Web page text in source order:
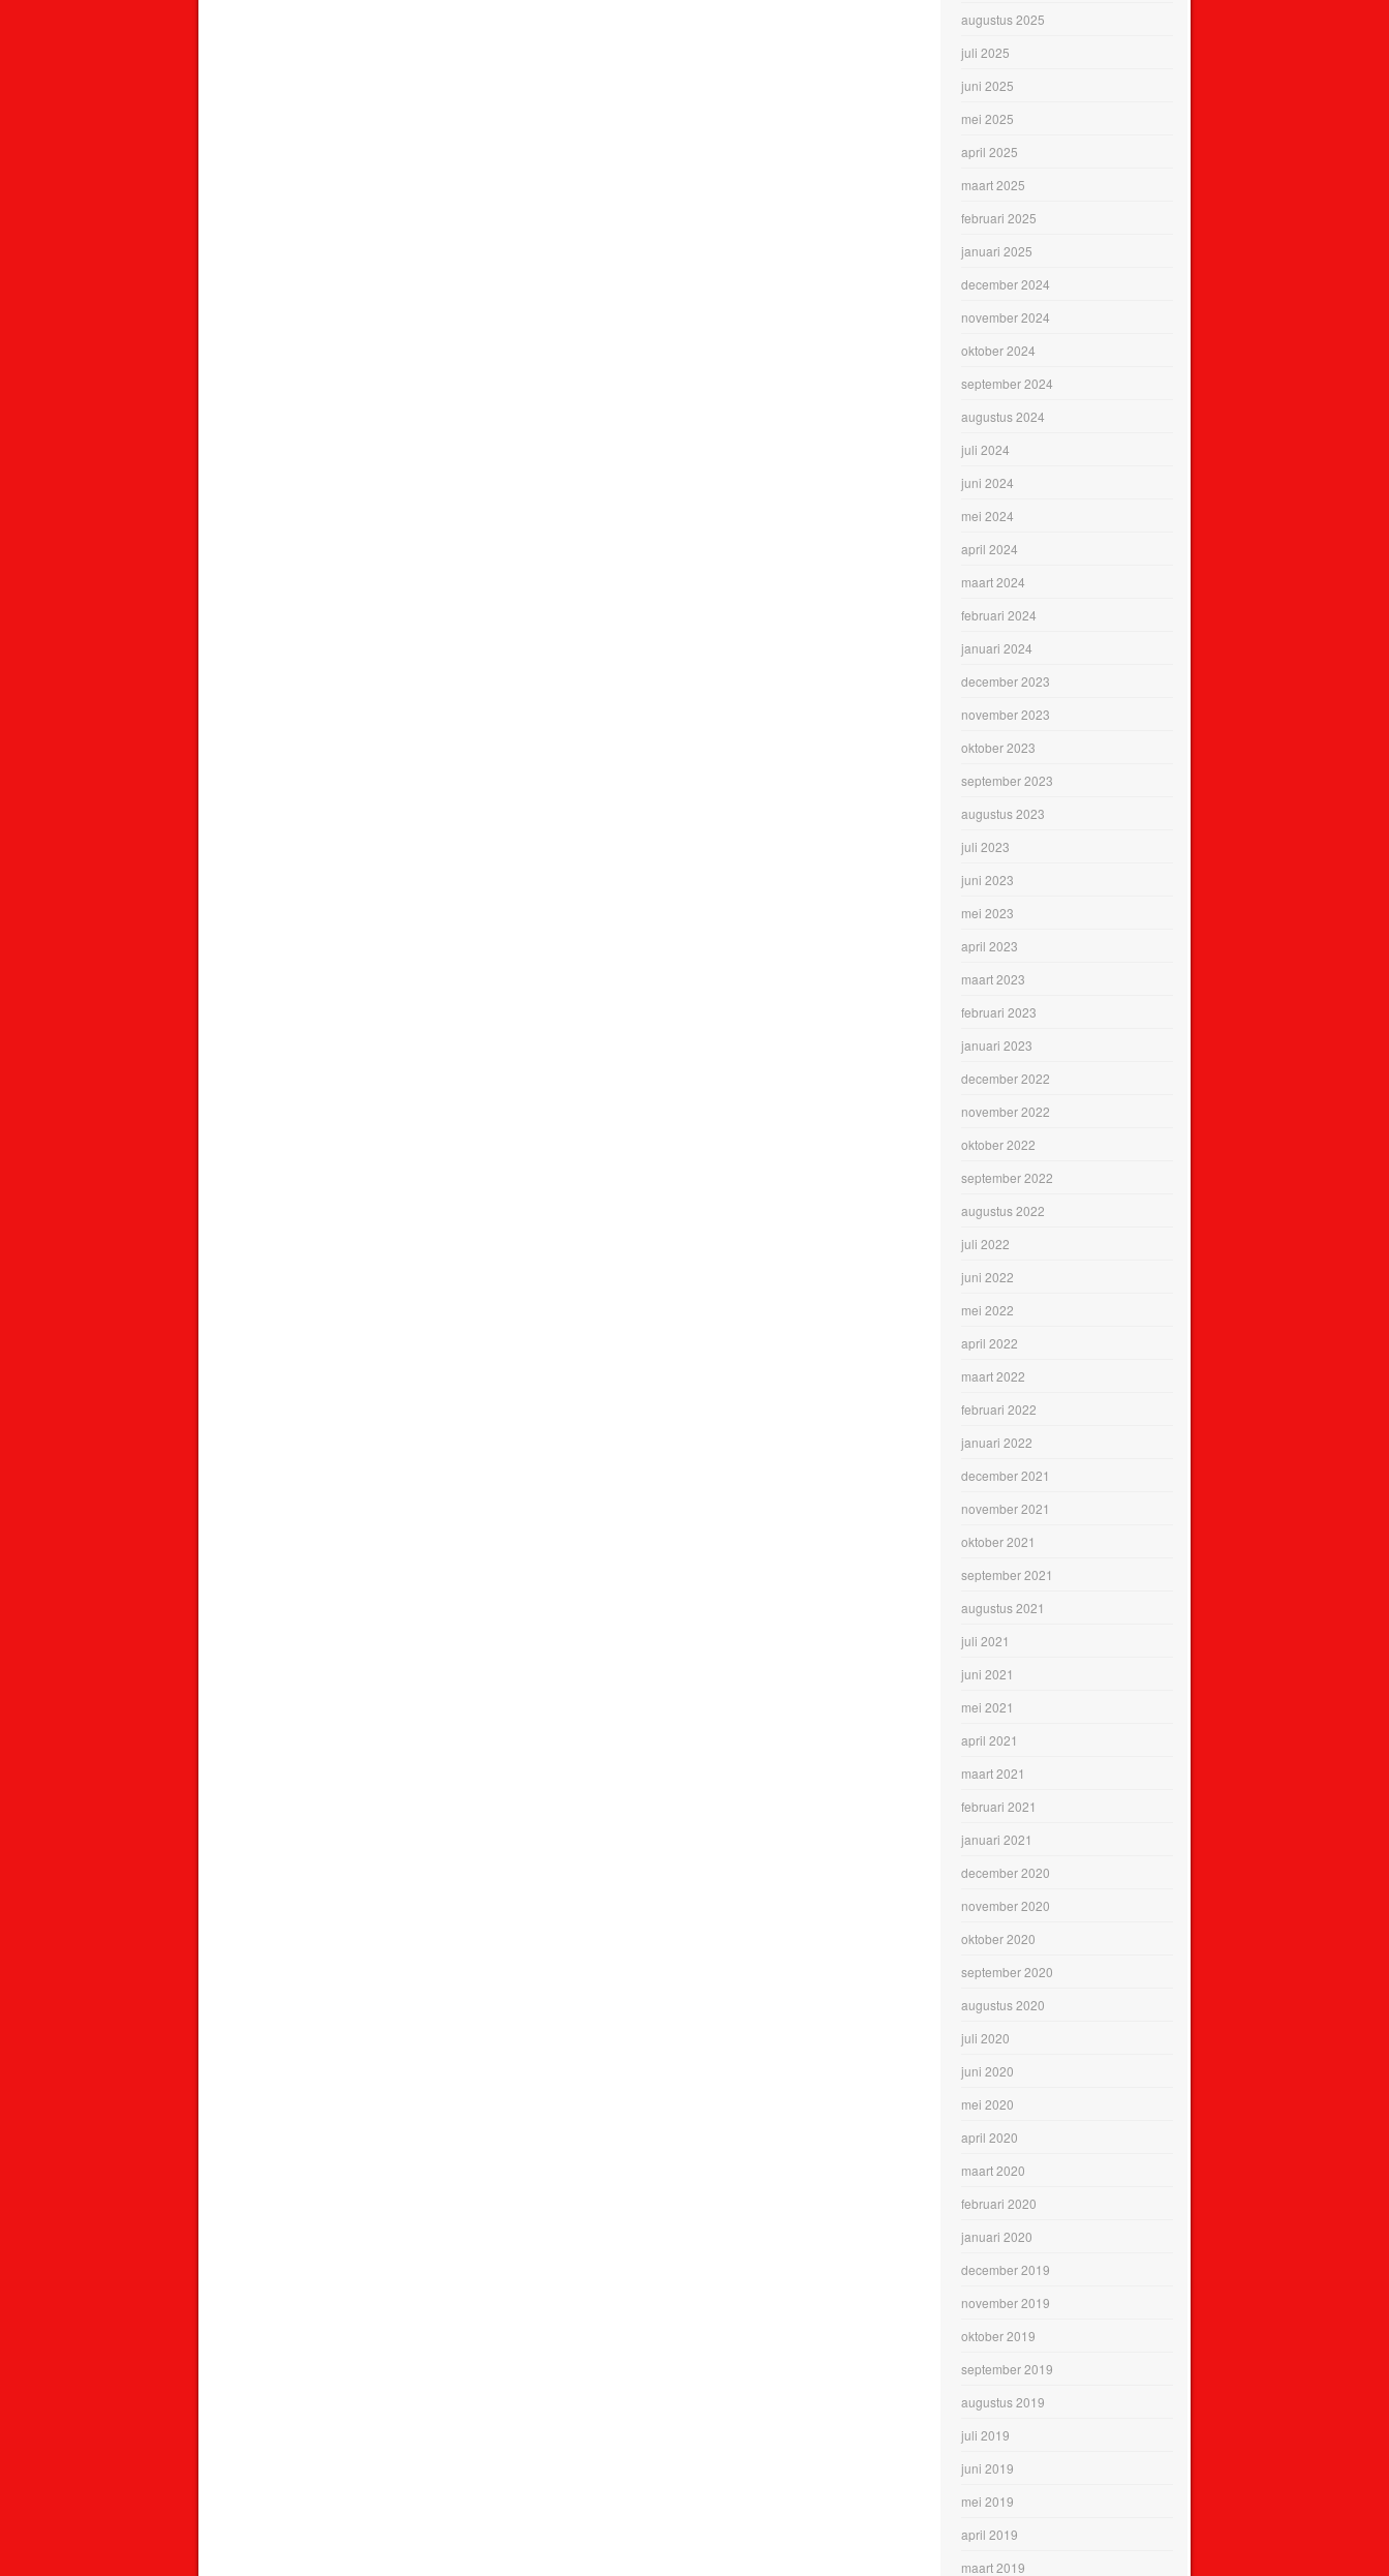
augustus 2025
juli 2025
juni 2025
mei 2025
april 2025
maart 2025
februari 2025
januari 2025
december 2024
november 2024
oktober 2024
september 2024
augustus 2024
juli 2024
juni 2024
mei 2024
april 2024
maart 2024
februari 2024
januari 2024
december 2023
november 2023
oktober 2023
september 2023
augustus 2023
juli 2023
juni 2023
mei 2023
april 2023
maart 2023
februari 2023
januari 2023
december 2022
november 2022
oktober 2022
september 2022
augustus 2022
juli 2022
juni 2022
mei 2022
april 2022
maart 2022
februari 2022
januari 2022
december 2021
november 2021
oktober 2021
september 2021
augustus 2021
juli 2021
juni 2021
mei 2021
april 2021
maart 2021
februari 2021
januari 2021
december 2020
november 2020
oktober 2020
september 2020
augustus 2020
juli 2020
juni 2020
mei 2020
april 2020
maart 2020
februari 2020
januari 2020
december 2019
november 2019
oktober 2019
september 2019
augustus 2019
juli 2019
juni 2019
mei 2019
april 2019
maart 2019